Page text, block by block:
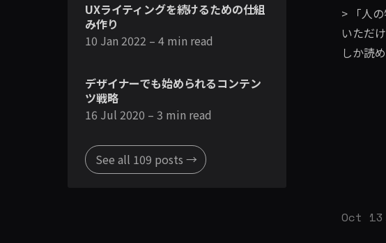
UXライティングを続けるための仕組
み作り
10 Jan 2022 – 4 min read
デザイナーでも始められるコンテン
ツ戦略
16 Jul 2020 – 3 min read
See all 109 posts →
> 「人
いただ
しか読
ョップ
Oct